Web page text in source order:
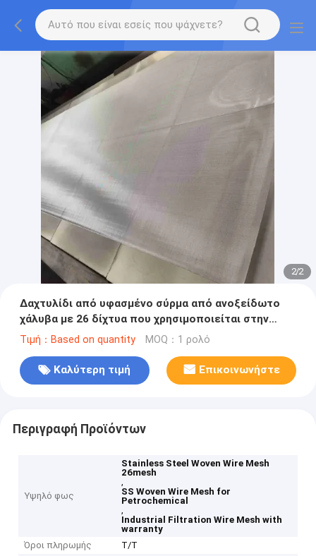
2/2
Δαχτυλίδι από υφασμένο σύρμα από ανοξείδωτο
χάλυβα με 26 δίχτυα που χρησιμοποιείται στην
πετροχημική και βιομηχανική διήθηση
Τιμή：Based on quantity MOQ：1 ρολό
Καλύτερη τιμή Επικοινωνήστε
Περιγραφή Προϊόντων
Υψηλό φως
Stainless Steel Woven Wire Mesh
26mesh
,
SS Woven Wire Mesh for
Petrochemical
,
Industrial Filtration Wire Mesh with
warranty
Όροι πληρωμής
T/T